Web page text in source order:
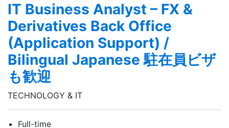
IT Business Analyst – FX &
Derivatives Back Office
(Application Support) /
Bilingual Japanese 駐在員ビザ
も歓迎
TECHNOLOGY & IT
Full-time